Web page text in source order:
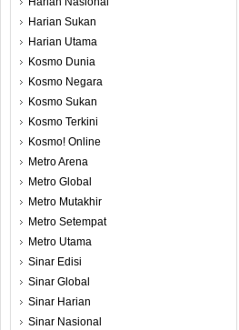
Harian Sukan
Harian Utama
Kosmo Dunia
Kosmo Negara
Kosmo Sukan
Kosmo Terkini
Kosmo! Online
Metro Arena
Metro Global
Metro Mutakhir
Metro Setempat
Metro Utama
Sinar Edisi
Sinar Global
Sinar Harian
Sinar Nasional